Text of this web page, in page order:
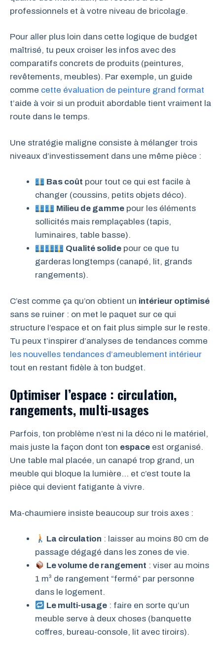
professionnels et à votre niveau de bricolage.
Pour aller plus loin dans cette logique de budget
maîtrisé, tu peux croiser les infos avec des
comparatifs concrets de produits (peintures,
revêtements, meubles). Par exemple, un guide
comme cette évaluation de peinture grand format
t’aide à voir si un produit abordable tient vraiment la
route dans le temps.
Une stratégie maligne consiste à mélanger trois
niveaux d’investissement dans une même pièce :
Bas coût pour tout ce qui est facile à
changer (coussins, petits objets déco).
Milieu de gammepour les éléments
sollicités mais remplaçables (tapis,
luminaires, table basse).
Qualité solide pour ce que tu
garderas longtemps (canapé, lit, grands
rangements).
C’est comme ça qu’on obtient un intérieur optimisé
sans se ruiner : on met le paquet sur ce qui
structure l’espace et on fait plus simple sur le reste.
Tu peux t’inspirer d’analyses de tendances comme
les nouvelles tendances d’ameublement intérieur
tout en restant fidèle à ton budget.
Optimiser l’espace : circulation,
rangements, multi-usages
Parfois, ton problème n’est ni la déco ni le matériel,
mais juste la façon dont ton espace est organisé.
Une table mal placée, un canapé trop grand, un
meuble qui bloque la lumière… et c’est toute la
pièce qui devient fatigante à vivre.
Ma-chaumiere insiste beaucoup sur trois axes :
La circulation : laisser au moins 80 cm de
passage dégagé dans les zones de vie.
Le volume de rangement : viser au moins
1 m³ de rangement “fermé” par personne
dans le logement.
Le multi-usage : faire en sorte qu’un
meuble serve à deux choses (banquette
coffres, bureau-console, lit avec tiroirs).